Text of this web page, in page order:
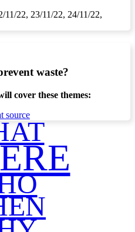
11/22, 23/11/22, 24/11/22,
waste?
cover these themes:
source